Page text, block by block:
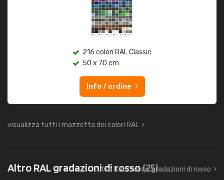
216 colori RAL Classic
50 x 70 cm
Info / ordine
visualizza tutti i mazzetta dei colori RAL
Altro RAL gradazioni di rosso(25)
tutto RAL Classic gradazioni di rosso